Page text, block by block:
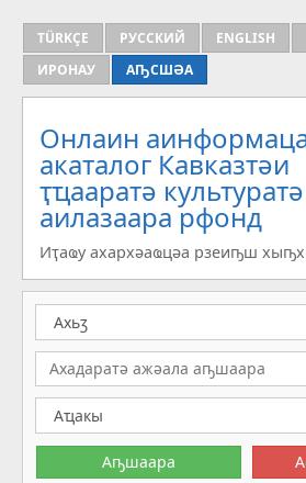
TÜRKÇE РУССКИЙ ENGLISH
ИРОНАУ
АҦСШӘА
Онлаин
aкаталог Кавказтәи
ҭҵааратә культуратә
аилазаара рфонд
Иҭаҩу ахархәаҩцәа рзеиҧш